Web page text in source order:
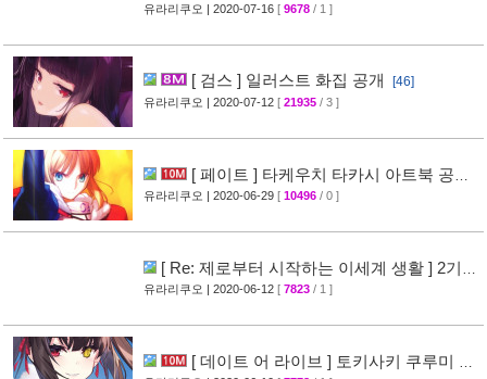
리뷰 사진 공개 [25]
유라리쿠오 | 2020-07-16 [ 9678 / 1 ]
[ 검스 ] 일러스트 화집 공개 [46]
유라리쿠오 | 2020-07-12 [ 21935 / 3 ]
[ 페이트 ] 타케우치 타카시 아트북 공
개 [27]
유라리쿠오 | 2020-06-29 [ 10496 / 0 ]
[ Re: 제로부터 시작하는 이세계 생활 ] 2기
PV 영상 공개 [40]
유라리쿠오 | 2020-06-12 [ 7823 / 1 ]
[ 데이트 어 라이브 ] 토키사키 쿠루미 피